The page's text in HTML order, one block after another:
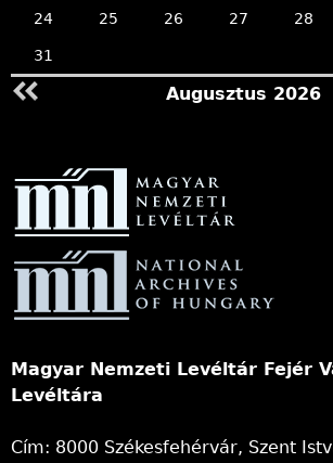
24 25 26 27 28
31
Augusztus 2026
Magyar Nemzeti Levéltár Fejér
Levéltára
Cím: 8000 Székesfehérvár, Szent